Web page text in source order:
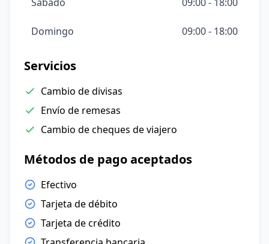
Domingo 09:00 - 18:00
Servicios
Cambio de divisas
Envío de remesas
Cambio de cheques de viajero
Métodos de pago aceptados
Efectivo
Tarjeta de débito
Tarjeta de crédito